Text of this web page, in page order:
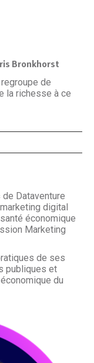
Bronkhorst
de
la richesse à ce
Dataventure
digital
économique
Marketing
de ses
publiques et
du